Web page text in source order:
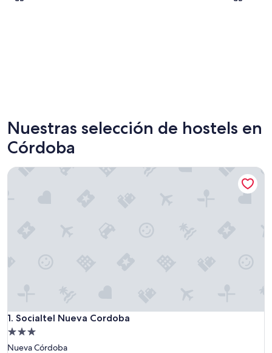
Nuestras selección de hostels en
Córdoba
1. Socialtel Nueva Cordoba
Socialtel Nueva Cordoba
Propiedad
de
Nueva Córdoba
Socialtel Nueva Cordoba